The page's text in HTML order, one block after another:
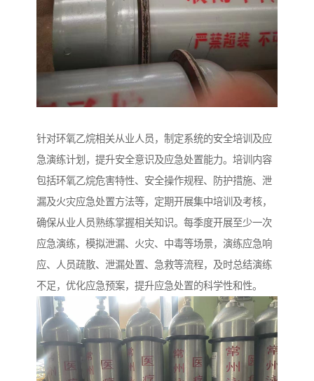
针对环氧乙烷相关从业人员，制定系统的安全培训及应
急演练计划，提升安全意识及应急处置能力。培训内容
包括环氧乙烷危害特性、安全操作规程、防护措施、泄
漏及火灾应急处置方法等，定期开展集中培训及考核，
确保从业人员熟练掌握相关知识。每季度开展至少一次
应急演练，模拟泄漏、火灾、中毒等场景，演练应急响
应、人员疏散、泄漏处置、急救等流程，及时总结演练
不足，优化应急预案，提升应急处置的科学性和性。